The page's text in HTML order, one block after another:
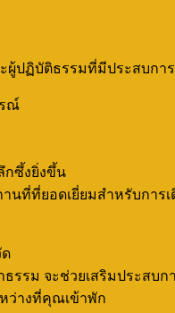
ปฏิบัติธรรมที่มีประสบกา
ณ์
กซึ้งยิ่งขึ้น
นที่ที่ยอดเยี่ยมสำหรับกา
ธรรม จะช่วยเสริมประสบ
ว่างที่คุณเข้าพัก